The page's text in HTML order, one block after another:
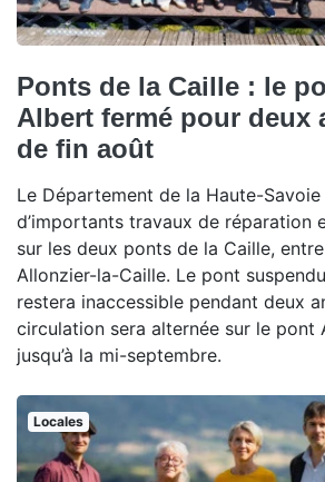
Ponts de la Caille : le
Albert fermé pour deux
de fin août
Le Département de la Haute-
d’importants travaux de réparation
sur les deux ponts de la Caille,
Allonzier-la-Caille. Le pont
restera inaccessible pendant deux
circulation sera alternée sur le pont
jusqu’à la mi-septembre.
Locales